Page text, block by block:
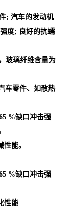
; 汽车的发动机
度; 良好的抗蠕
玻璃纤维含量为
车零件、如散热
%缺口冲击强
能。
%缺口冲击强
性能